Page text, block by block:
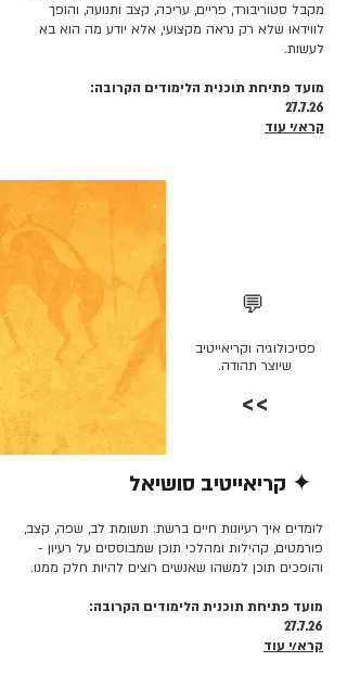
מקבל סטוריבורד, פריים, עריכה, קצב ותנועה, והופך
לווידאו שלא רק נראה מקצועי, אלא יודע מה הוא בא
לעשות.
מועד פתיחת תוכנית הלימודים הקרובה:
27.7.26
קרא/י עוד
💬
פסיכולוגיה וקריאייטיב
שיוצר תהודה.
>>
✦ קריאייטיב סושיאל
לומדים איך רעיונות חיים ברשת: תשומת לב, שפה, קצב,
פורמטים, קהילות ומהלכי תוכן שמבוססים על רעיון -
והופכים תוכן למשהו שאנשים רוצים להיות חלק ממנו.
מועד פתיחת תוכנית הלימודים הקרובה:
27.7.26
קרא/י עוד